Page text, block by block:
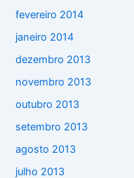
fevereiro 2014
janeiro 2014
dezembro 2013
novembro 2013
outubro 2013
setembro 2013
agosto 2013
julho 2013